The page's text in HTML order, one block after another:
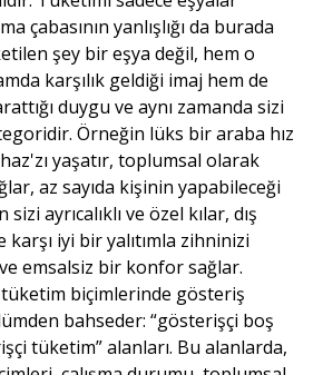
çabasının yanlışlığı da burada
şey bir eşya değil, hem o
karşılık geldiği imaj hem de
duygu ve aynı zamanda sizi
Örneğin lüks bir araba hız
yaşatır, toplumsal olarak
az sayıda kişinin yapabileceği
ayrıcalıklı ve özel kılar, dış
karşı iyi bir yalıtımla zihninizi
emsalsiz bir konfor sağlar.
biçimlerinde gösteriş
bahseder: “gösterişçi boş
tüketim” alanları. Bu alanlarda,